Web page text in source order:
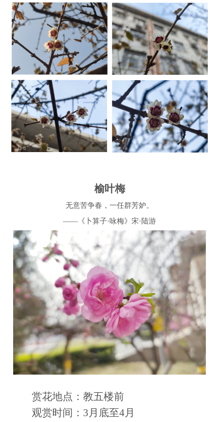
榆叶梅
无意苦争春，一任群芳妒。
——《卜算子·咏梅》宋·陆游
赏花地点：教五楼前
观赏时间：3月底至4月